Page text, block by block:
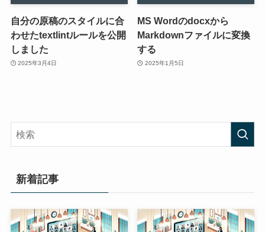
自分の原稿のスタイルに合
わせたtextlintルールを公開
しました
2025年3月4日
MS Wordのdocxから
Markdownファイルに変換
する
2025年1月5日
新着記事